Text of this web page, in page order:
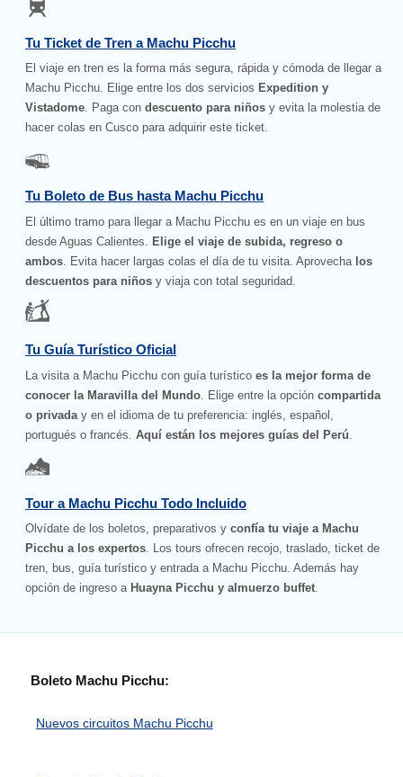
Tu Ticket de Tren a Machu Picchu
El viaje en tren es la forma más segura, rápida y cómoda de llegar a
Machu Picchu. Elige entre los dos servicios Expedition y
Vistadome. Paga condescuento para niños y evita la molestia de
hacer colas en Cusco para adquirir este ticket.
Tu Boleto de Bus hasta Machu Picchu
El último tramo para llegar a Machu Picchu es en un viaje en bus
desde Aguas Calientes.
Elige el viaje de subida, regreso o
ambos . Evita hacer largas colas el día de tu visita. Aprovecha los
descuentos para niños y viaja con total seguridad.
Tu Guía Turístico Oficial
La visita a Machu Picchu con guía turístico es la mejor forma de
conocer la Maravilla del Mundo . Elige entre la opcióncompartida
o privada y en el idioma de tu preferencia: inglés, español,
portugués o francés.Aquí están los mejores guías del Perú
Tour a Machu Picchu Todo Incluido
Olvídate de los boletos, preparativos yconfía tu viaje a Machu
Picchu a los expertos. Los tours ofrecen recojo, traslado, ticket de
tren, bus, guía turístico y entrada a Machu Picchu. Además hay
opción de ingreso a Huayna Picchu y almuerzo buffet.
Boleto Machu Picchu:
Nuevos circuitos Machu Picchu